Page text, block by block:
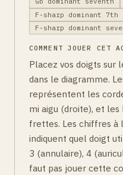
F-sharp dominant 7th
F-sharp dominant
COMMENT JOUER CET
Placez vos doigts sur
dans le diagramme.
représentent les
mi aigu (droite), et
frettes. Les chiffres à
indiquent quel doigt
3 (annulaire), 4
faut pas jouer cette